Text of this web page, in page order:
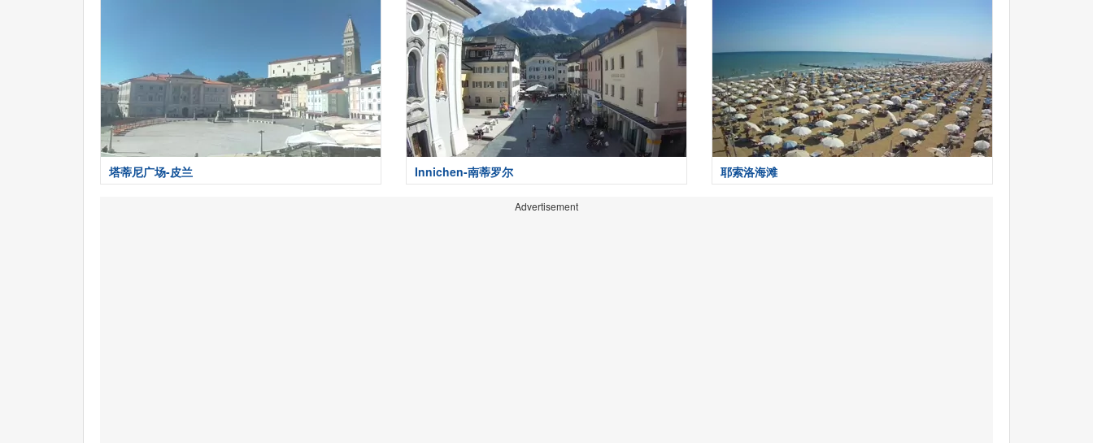
塔蒂尼广场-皮兰 Innichen-南蒂罗尔 耶索洛海滩
Advertisement